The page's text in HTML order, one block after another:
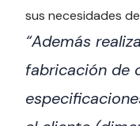
sus necesidades
“Además
fabricación de